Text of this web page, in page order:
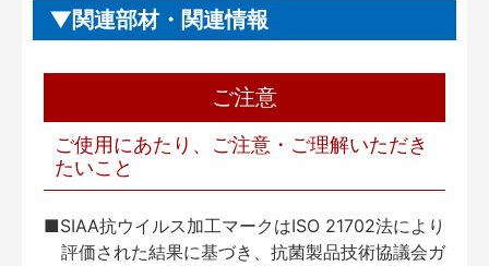
関連部材・関連情報
ご注意
ご使用にあたり、ご注意・ご理解いただき
たいこと
■SIAA抗ウイルス加工マークはISO 21702法により
評価された結果に基づき、抗菌製品技術協議会ガ